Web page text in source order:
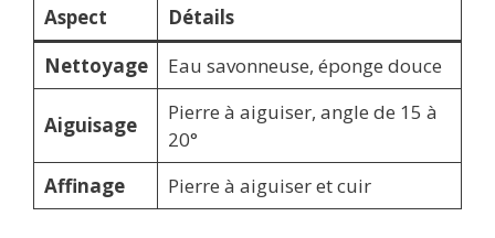
Aspect
Détails
Nettoyage
Eau savonneuse, éponge douce
Aiguisage
Pierre à aiguiser, angle de 15 à
20°
Affinage
Pierre à aiguiser et cuir